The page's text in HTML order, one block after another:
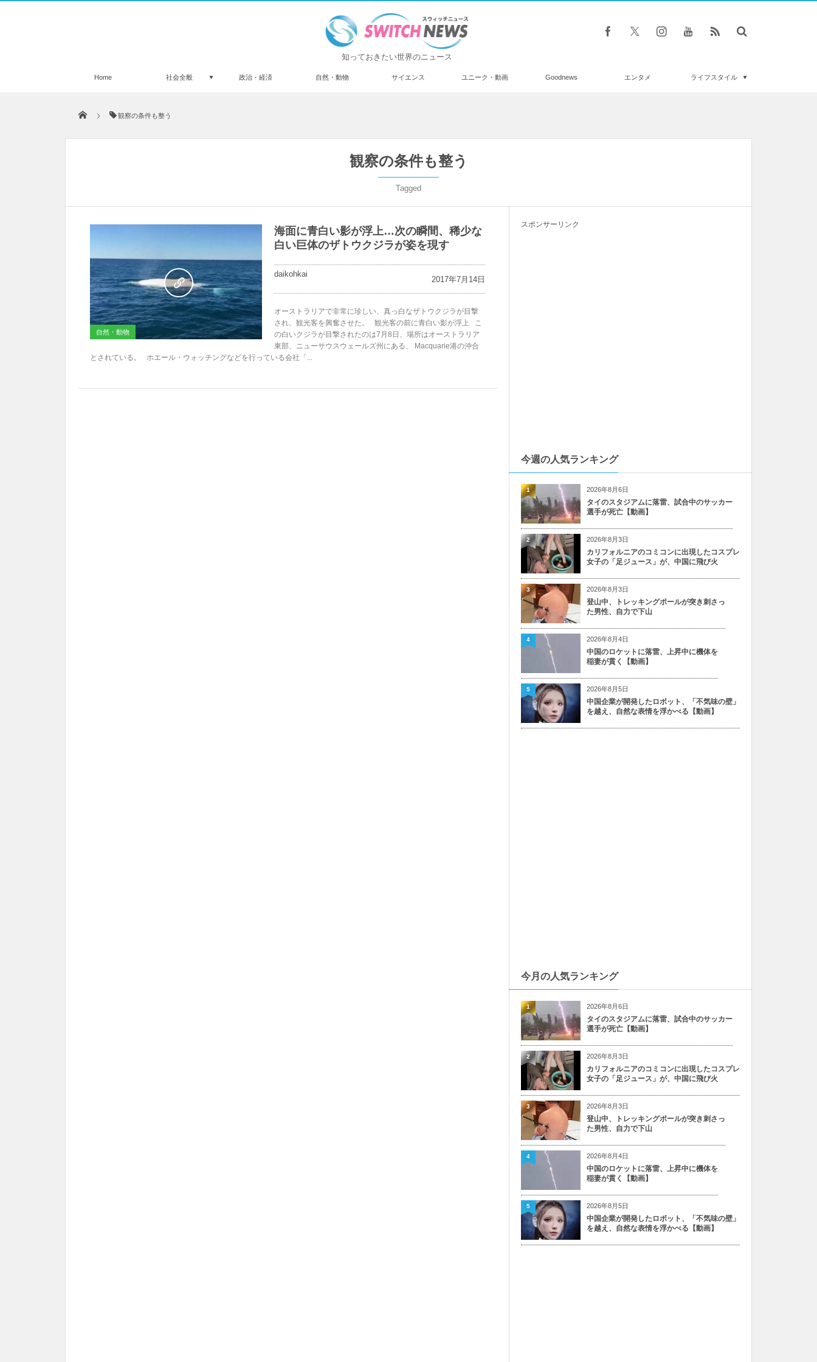
知っておきたい世界のニュース
Home 社会全般 政治・経済 自然・動物 サイエンス ユニーク・動画 Goodnews エンタメ ライフスタイル
観察の条件も整う
観察の条件も整う
Tagged
自然・動物
海面に青白い影が浮上…次の瞬間、稀少な
白い巨体のザトウクジラが姿を現す
daikohkai
2017年7月14日
オーストラリアで非常に珍しい、真っ白なザトウクジラが目撃
され、観光客を興奮させた。 観光客の前に青白い影が浮上 こ
の白いクジラが目撃されたのは7月8日、場所はオーストラリア
東部、ニューサウスウェールズ州にある、 Macquarie港の沖合
とされている。 ホエール・ウォッチングなどを行っている会社「...
スポンサーリンク
今週の人気ランキング
2026年8月6日
タイのスタジアムに落雷、試合中のサッカー
選手が死亡【動画】
1
2026年8月3日
カリフォルニアのコミコンに出現したコスプレ
女子の「足ジュース」が、中国に飛び火
2
2026年8月3日
登山中、トレッキングポールが突き刺さっ
た男性、自力で下山
3
2026年8月4日
中国のロケットに落雷、上昇中に機体を
稲妻が貫く【動画】
4
2026年8月5日
中国企業が開発したロボット、「不気味の壁」
を越え、自然な表情を浮かべる【動画】
5
今月の人気ランキング
2026年8月6日
タイのスタジアムに落雷、試合中のサッカー
選手が死亡【動画】
1
2026年8月3日
カリフォルニアのコミコンに出現したコスプレ
女子の「足ジュース」が、中国に飛び火
2
2026年8月3日
登山中、トレッキングポールが突き刺さっ
た男性、自力で下山
3
2026年8月4日
中国のロケットに落雷、上昇中に機体を
稲妻が貫く【動画】
4
2026年8月5日
中国企業が開発したロボット、「不気味の壁」
を越え、自然な表情を浮かべる【動画】
5